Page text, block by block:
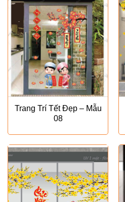
Trang Trí Tết Đẹp – Mẫu
08